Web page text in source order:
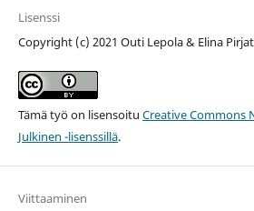
Lisenssi
Copyright (c) 2021 Outi Lepola & Elina
Tämä työ on lisensoitu Creative Commons
Julkinen -lisenssillä.
Viittaaminen